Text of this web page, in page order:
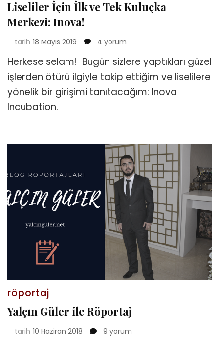
Liseliler İçin İlk ve Tek Kuluçka
Merkezi: Inova!
tarih 18 Mayıs 2019
Liseliler
İlk
ve
Tek
Kuluçka
4 yorum
Herkese selam! Bugün sizlere yaptıkları güzel
işlerden ötürü ilgiyle takip ettiğim ve liselilere
yönelik bir girişimi tanıtacağım: Inova
Incubation.
röportaj
Yalçın Güler ile Röportaj
tarih 10 Haziran 2018
Yalçın
9 yorum